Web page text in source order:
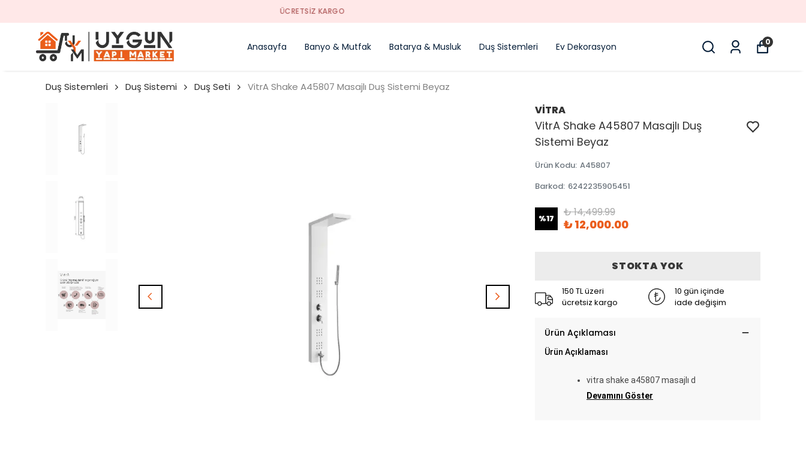
Anasayfa Banyo & Mutfak Batarya & Musluk Duş Sistemleri Ev Dekorasyon 0
Duş Sistemleri Duş Sistemi Duş Seti VitrA Shake A45807 Masajlı Duş Sistemi Beyaz
VİTRA
VitrA Shake A45807 Masajlı Duş
Sistemi Beyaz
Ürün Kodu: A45807
Barkod: 6242235905451
%17 ₺ 14,499.99
₺ 12,000.00
STOKTA YOK
150 TL üzeri
ücretsiz kargo
10 gün içinde
iade değişim
Ürün Açıklaması
Ürün Açıklaması
vitra shake a45807 masajlı d
Devamını Göster